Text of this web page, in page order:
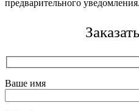
предварительного уведомления.
Ваше имя